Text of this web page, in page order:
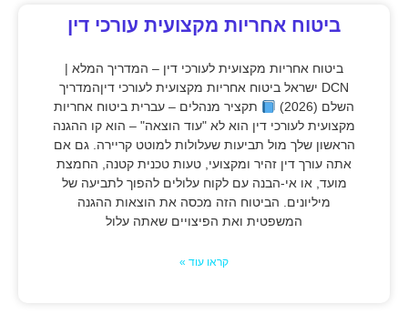
ביטוח אחריות מקצועית עורכי דין
ביטוח אחריות מקצועית לעורכי דין – המדריך המלא |
DCN ישראל ביטוח אחריות מקצועית לעורכי דיןהמדריך
השלם (2026)
תקציר מנהלים – עברית ביטוח אחריות
מקצועית לעורכי דין הוא לא "עוד הוצאה" – הוא קו ההגנה
הראשון שלך מול תביעות שעלולות למוטט קריירה. גם אם
אתה עורך דין זהיר ומקצועי, טעות טכנית קטנה, החמצת
מועד, או אי-הבנה עם לקוח עלולים להפוך לתביעה של
מיליונים. הביטוח הזה מכסה את הוצאות ההגנה
המשפטית ואת הפיצויים שאתה עלול
קראו עוד »